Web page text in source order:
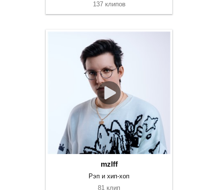
137 клипов
mzlff
Рэп и хип-хоп
81 клип